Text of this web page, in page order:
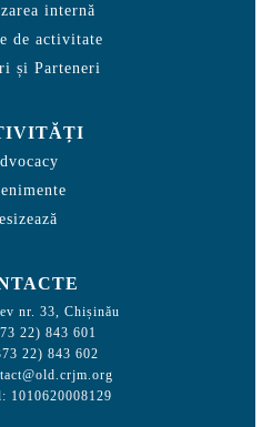
internă
de activitate
și Parteneri
nr. 33, Chișinău
22) 843 601
22) 843 602
1010620008129